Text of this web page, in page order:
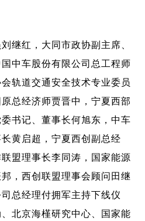
继红，大同市政协副主席、
中车股份有限公司总工程师
轨道交通安全技术专业委员
总经济师贾晋中，宁夏西部
书记、董事长何旭东，中车
黄启超，宁夏西创副总经
盟理事长李同涛，国家能源
，西创联盟理事会顾问田继
总经理付拥军主持下线仪
北京海槿研究中心、国家能